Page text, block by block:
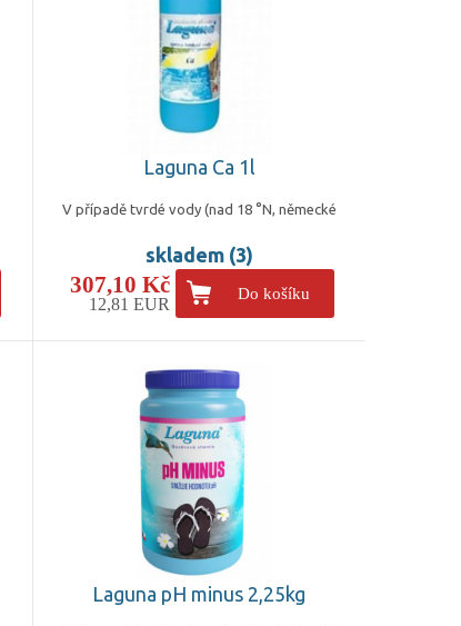
Laguna Ca 1l
V případě tvrdé vody (nad 18 °N, německé
skladem (3)
307,10 Kč
12,81 EUR
Do košíku
Laguna pH minus 2,25kg